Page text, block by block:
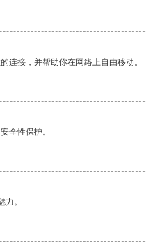
连接，并帮助你在网络上自由移动。
全性保护。
。